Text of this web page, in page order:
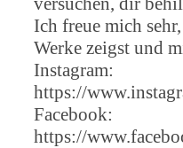
Ich freue mich
Werke zeigst und
Instagram:
https://
Facebook:
https://